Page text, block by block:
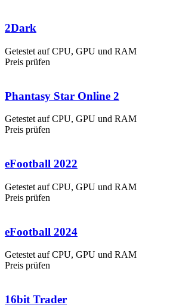
2Dark
Getestet auf CPU, GPU und RAM
Preis prüfen
Phantasy Star Online 2
Getestet auf CPU, GPU und RAM
Preis prüfen
eFootball 2022
Getestet auf CPU, GPU und RAM
Preis prüfen
eFootball 2024
Getestet auf CPU, GPU und RAM
Preis prüfen
16bit Trader